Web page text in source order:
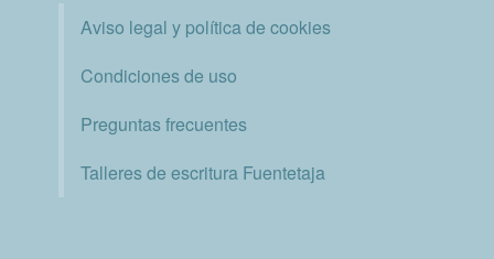
Aviso legal y política de cookies
Condiciones de uso
Preguntas frecuentes
Talleres de escritura Fuentetaja